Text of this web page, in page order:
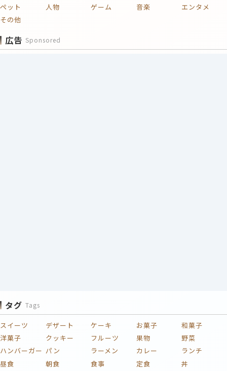
ペット 人物 ゲーム 音楽
エンタメ
その他
広告 Sponsored
タグ Tags
スイーツ デザート ケーキ お菓子
和菓子
洋菓子
クッキー フルーツ 果物
野菜
ハンバーガー パン ラーメン カレー
ランチ
昼食
朝食 食事 定食
丼